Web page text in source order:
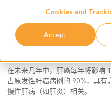
Cookies and
Accept
Huajun Zhou,2023年11月17日
肝癌仍是中美和全球的主要健康
在未来几年中，肝癌每年将影响
占原发性肝癌病例的 90%，具
慢性肝病（如肝炎）相关。